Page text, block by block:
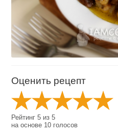
Оценить рецепт
Рейтинг5 из5
на основе 10 голосов